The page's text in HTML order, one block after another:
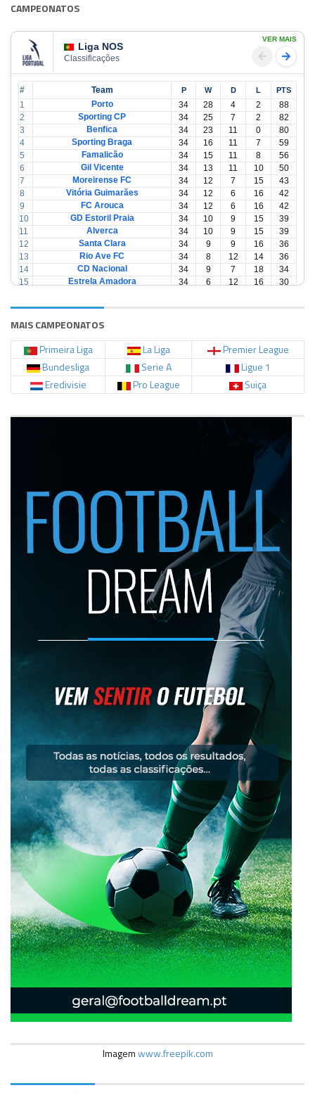
CAMPEONATOS
Liga NOS
Classificações
VER MAIS
# Team P W D L PTS
1 Porto 34 28 4 2
88
2
Sporting CP 34 25 7 2
82
3
Benfica 34 23 11 0
80
4
Sporting Braga 34 16 11 7
59
5
Famalicão 34 15 11 8
56
6
Gil Vicente 34 13 11 10
50
7
Moreirense FC 34 12 7 15
43
8
Vitória Guimarães 34 12 6 16
42
9
FC Arouca 34 12 6 16
42
10
GD Estoril Praia 34 10 9 15
39
11
Alverca 34 10 9 15
39
12
Santa Clara 34 9 9 16
36
13
Rio Ave FC 34 8 12 14
36
14
CD Nacional 34 9 7 18
34
15
Estrela Amadora 34 6 12 16
30
17
CD Tondela 34 6 10 18
28
18
MAIS CAMPEONATOS
Primeira Liga
La Liga
Premier League
Bundesliga
Serie A
Ligue 1
Eredivisie
Pro League Suiça
Imagemwww.freepik.com